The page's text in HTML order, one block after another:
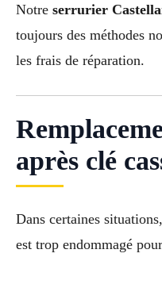
Notre serrurier
toujours des méthodes
les frais de réparation.
après clé
Dans certaines
est trop endommagé